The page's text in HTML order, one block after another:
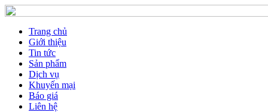
Trang chủ
Giới thiệu
Tin tức
Sản phẩm
Dịch vụ
Khuyến mại
Báo giá
Liên hệ